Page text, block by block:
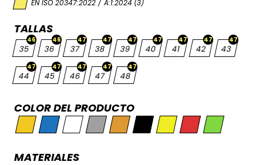
EN ISO 20347:2022 / A:1:2024 (3)
TALLAS
46
35
46
36
47
37
47
38
47
39
47
40
47
41
47
42
47
43
47
44
47
45
47
46
47
47
47
48
COLOR DEL PRODUCTO
MATERIALES